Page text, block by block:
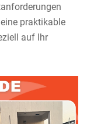
praktikable
auf Ihr